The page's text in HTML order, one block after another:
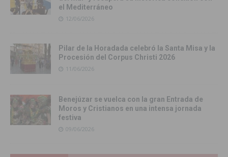
el Mediterráneo
12/06/2026
Pilar de la Horadada celebró la Santa Misa y la
Procesión del Corpus Christi 2026
11/06/2026
Benejúzar se vuelca con la gran Entrada de
Moros y Cristianos en una intensa jornada
festiva
09/06/2026